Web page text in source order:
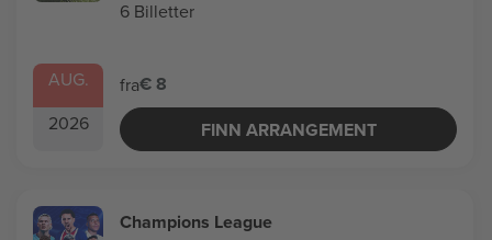
AUG.
2026
6 Billetter
fra€ 8
FINN ARRANGEMENT
Champions League